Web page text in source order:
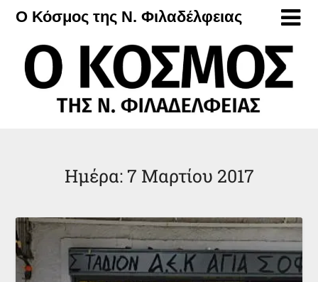
Μετάβαση
περιεχόμενο
Ο Κόσμος της Ν. Φιλαδέλφειας
Ημέρα: 7 Μαρτίου 2017